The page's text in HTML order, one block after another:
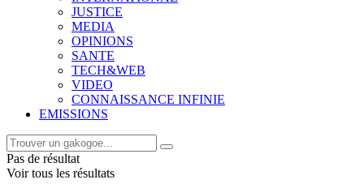
JUSTICE
MEDIA
OPINIONS
SANTE
TECH&WEB
VIDEO
CONNAISSANCE INFINIE
EMISSIONS
Pas de résultat
Voir tous les résultats